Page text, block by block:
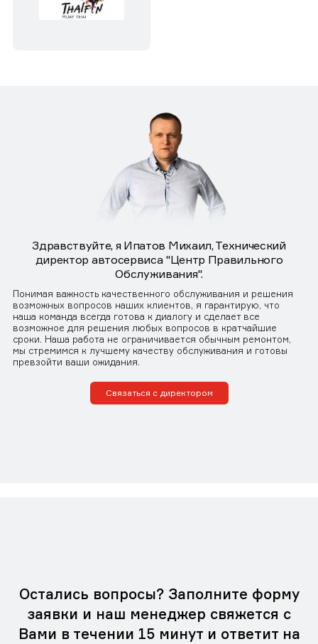
Здравствуйте, я Ипатов Михаил, Технический
директор автосервиса "Центр Правильного
Обслуживания".
Понимая важность качественного обслуживания и решения
возможных вопросов наших клиентов, я гарантирую, что
наша команда всегда готова к диалогу и сделает все
возможное для решения любых вопросов в кратчайшие
сроки. Наша работа не ограничивается обычным ремонтом,
мы стремимся к лучшему качеству обслуживания и готовы
превзойти ваши ожидания.
Связаться с директором
Остались вопросы? Заполните форму
заявки и наш менеджер свяжется с
Вами в течении 15 минут и ответит на